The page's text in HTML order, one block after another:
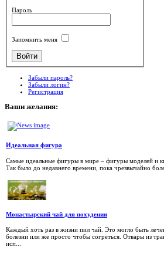
Пароль
Запомнить меня
Забыли пароль?
Забыли логин?
Регистрация
Ваши желания:
Идеальная фигура
Самые идеальные фигуры в мире – фигуры моделей и
Так было до недавнего времени, пока чрезвычайно
Монастырский чай для похудения
Каждый хоть раз в жизни пил чай. Это могло быть
болезни или же просто чтобы согреться. Отвары из
исп...